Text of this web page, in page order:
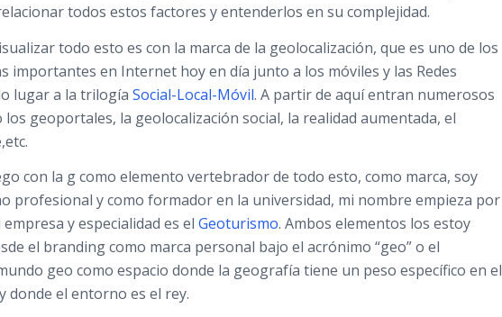
todos estos factores y entenderlos en su complejidad.
todo esto es con la marca de la geolocalización, que es uno de los
importantes en Internet hoy en día junto a los móviles y las Redes
lugar a la trilogía Social-Local-Móvil. A partir de aquí entran numerosos
geoportales, la geolocalización social, la realidad aumentada, el
con la g como elemento vertebrador de todo esto, como marca, soy
profesional y como formador en la universidad, mi nombre empieza por
y especialidad es elGeoturismo. Ambos elementos los estoy
el branding como marca personal bajo el acrónimo “geo” o el
geo como espacio donde la geografía tiene un peso específico en el
donde el entorno es el rey.